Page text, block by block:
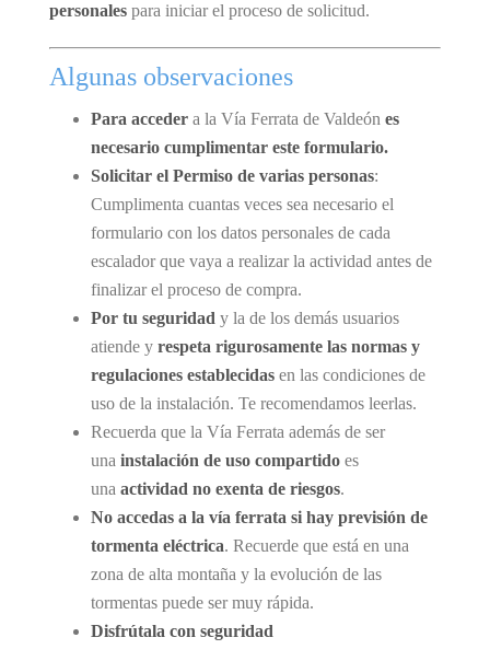
personales para iniciar el proceso de solicitud.
Algunas observaciones
Para accedera la Vía Ferrata de Valdeón es
necesario cumplimentar este formulario.
Solicitar el Permiso de varias personas:
Cumplimenta cuantas veces sea necesario el
formulario con los datos personales de cada
escalador que vaya a realizar la actividad antes de
finalizar el proceso de compra.
Por tu seguridad y la de los demás usuarios
atiende y respeta rigurosamente las normas y
regulaciones establecidasen las condiciones de
uso de la instalación. Te recomendamos leerlas.
Recuerda que la Vía Ferrata además de ser
una instalación de uso compartidoes
una actividad no exenta de riesgos.
No accedas a la vía ferrata si hay previsión de
tormenta eléctrica. Recuerde que está en una
zona de alta montaña y la evolución de las
tormentas puede ser muy rápida.
Disfrútala con seguridad